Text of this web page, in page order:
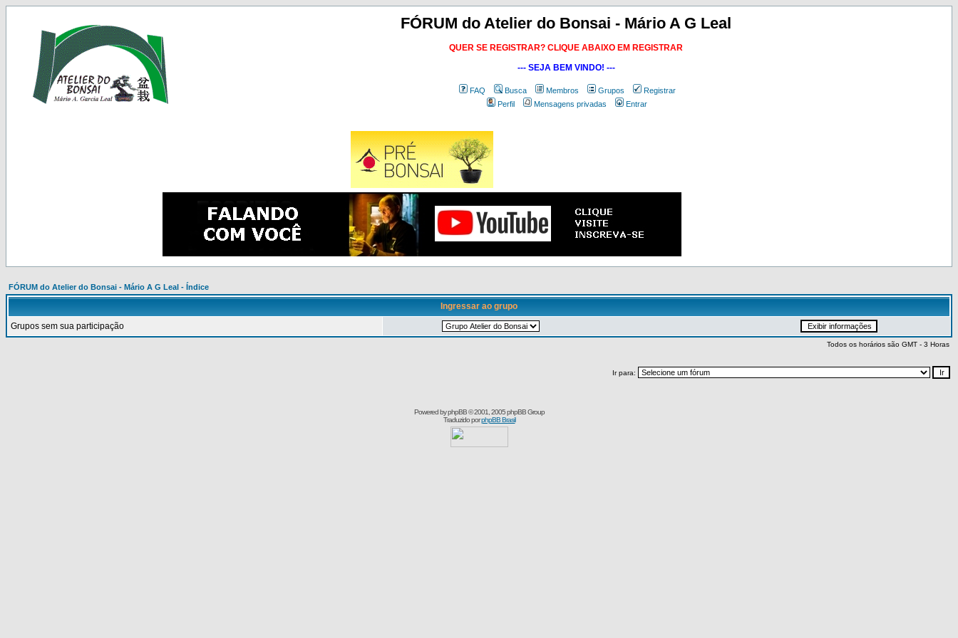
FÓRUM do Atelier do Bonsai - Mário A G Leal
QUER SE REGISTRAR? CLIQUE ABAIXO EM REGISTRAR
--- SEJA BEM VINDO! ---
FAQ Busca Membros Grupos
Registrar
Perfil
Mensagens privadas Entrar
FÓRUM do Atelier do Bonsai - Mário A G Leal - Índice
Ingressar ao grupo
Grupos sem sua participação
Todos os horários são GMT - 3 Horas
Ir para:
Powered byphpBB© 2001, 2005 phpBB Group
Traduzido porphpBB Brasil